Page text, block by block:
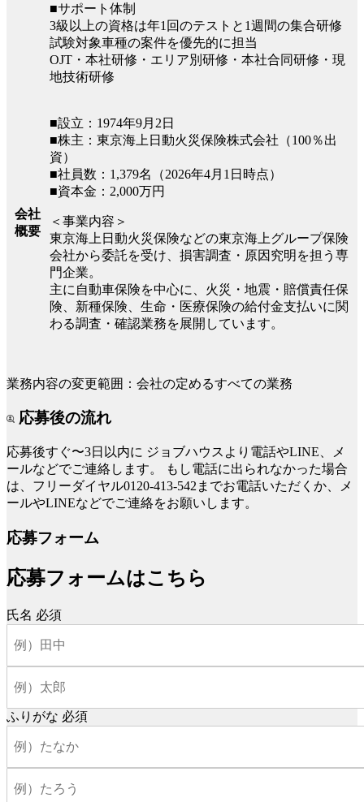
■サポート体制
3級以上の資格は年1回のテストと1週間の集合研修
試験対象車種の案件を優先的に担当
OJT・本社研修・エリア別研修・本社合同研修・現
地技術研修
会社
概要
■設立：1974年9月2日
■株主：東京海上日動火災保険株式会社（100％出
資）
■社員数：1,379名（2026年4月1日時点）
■資本金：2,000万円
＜事業内容＞
東京海上日動火災保険などの東京海上グループ保険
会社から委託を受け、損害調査・原因究明を担う専
門企業。
主に自動車保険を中心に、火災・地震・賠償責任保
険、新種保険、生命・医療保険の給付金支払いに関
わる調査・確認業務を展開しています。
業務内容の変更範囲：会社の定めるすべての業務
応募後の流れ
応募後すぐ〜3日以内に ジョブハウスより電話やLINE、メ
ールなどでご連絡します。
もし電話に出られなかった場合
は、フリーダイヤル0120-413-542までお電話いただくか、メ
ールやLINEなどでご連絡をお願いします。
応募フォーム
応募フォームはこちら
氏名 必須
ふりがな 必須